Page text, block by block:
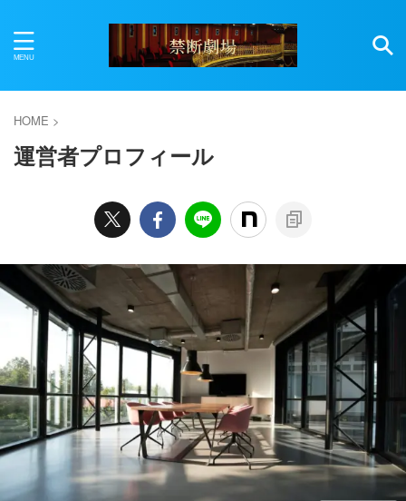
HOME >
運営者プロフィール